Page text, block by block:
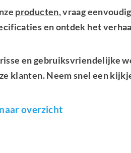
producten, vraag
en ontdek het
en gebruiksvriendelijke
klanten. Neem snel een
overzicht